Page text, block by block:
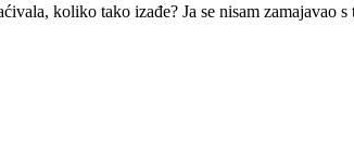
koliko tako izađe? Ja se nisam zamajavao